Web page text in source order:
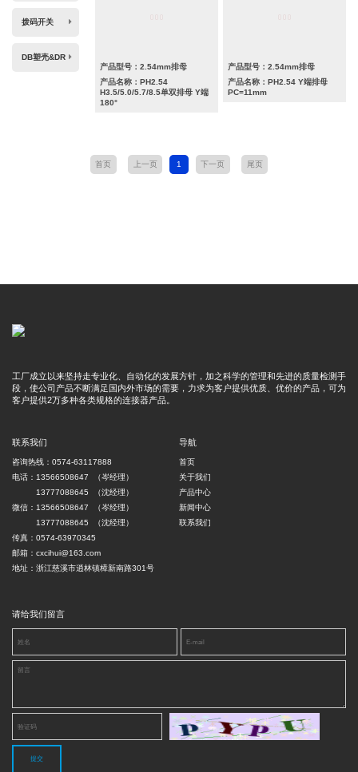
拨码开关
DB塑壳&DR
产品型号：2.54mm排母
产品名称：PH2.54
H3.5/5.0/5.7/8.5单双排母 Y端
180°
产品型号：2.54mm排母
产品名称：PH2.54 Y端排母
PC=11mm
首页 上一页 1 下一页 尾页
工厂成立以来坚持走专业化、自动化的发展方针，加之科学的管理和先进的质量检测手
段，使公司产品不断满足国内外市场的需要，力求为客户提供优质、优价的产品，可为
客户提供2万多种各类规格的连接器产品。
联系我们
咨询热线：0574-63117888
电话：13566508647 （岑经理）
13777088645 （沈经理）
微信：13566508647 （岑经理）
13777088645 （沈经理）
传真：0574-63970345
邮箱：cxcihui@163.com
地址：浙江慈溪市逍林镇樟新南路301号
导航
首页
关于我们
产品中心
新闻中心
联系我们
请给我们留言
提交